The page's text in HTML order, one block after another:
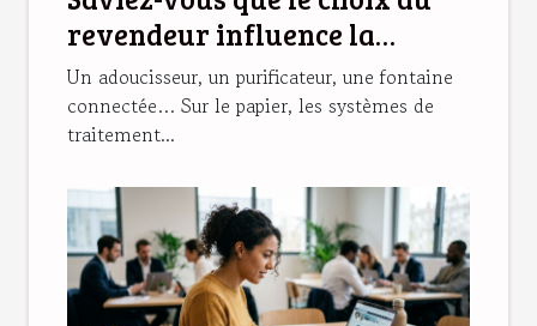
revendeur influence la
garantie de votre système
d’eau ?
Un adoucisseur, un purificateur, une fontaine
connectée… Sur le papier, les systèmes de
traitement...